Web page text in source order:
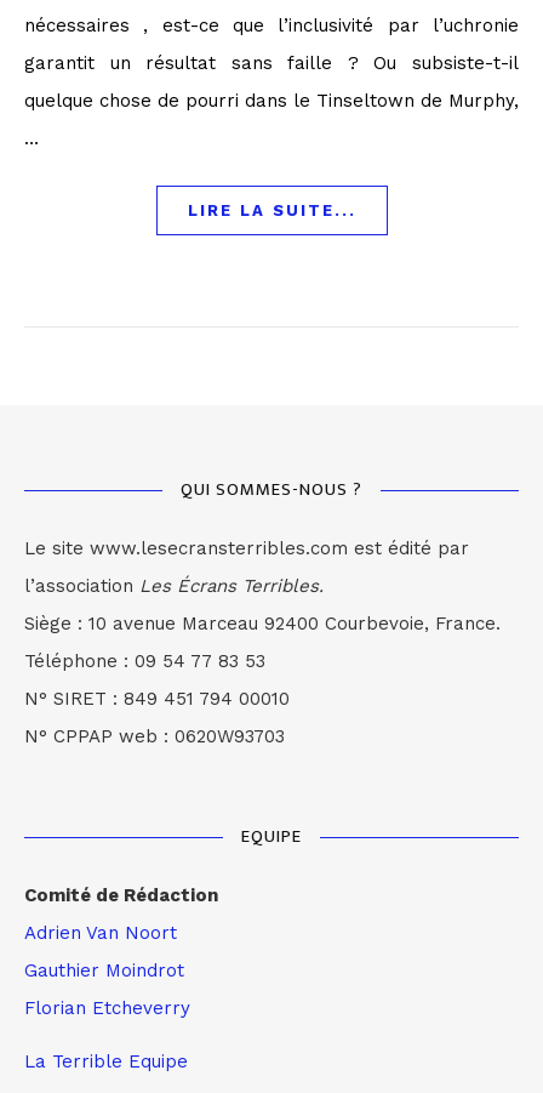
nécessaires , est-ce que l’inclusivité par l’uchronie
garantit un résultat sans faille ? Ou subsiste-t-il
quelque chose de pourri dans le Tinseltown de Murphy,
…
LIRE LA SUITE...
QUI SOMMES-NOUS ?
Le site www.lesecransterribles.com est édité par
l’association Les Écrans Terribles.
Siège : 10 avenue Marceau 92400 Courbevoie, France.
Téléphone : 09 54 77 83 53
N° SIRET : 849 451 794 00010
N° CPPAP web : 0620W93703
EQUIPE
Comité de Rédaction
Adrien Van Noort
Gauthier Moindrot
Florian Etcheverry
La Terrible Equipe